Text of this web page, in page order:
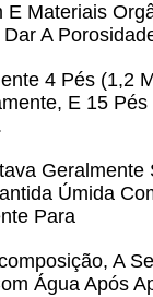
E Materiais
Dar A
4 Pés (1,2
E 15
Geralmente
Úmida
Para
A
Água Após